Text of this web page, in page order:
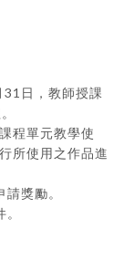
31日，教師授課
程單元教學使
所使用之作品進
獎勵。